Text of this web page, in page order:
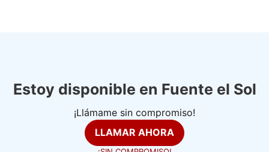
Estoy disponible en Fuente el Sol
¡Llámame sin compromiso!
LLAMAR AHORA